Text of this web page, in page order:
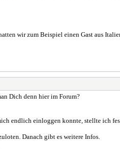
wir zum Beispiel einen Gast aus
Dich denn hier im Forum?
endlich einloggen konnte, stellte ich
Danach gibt es weitere Infos.